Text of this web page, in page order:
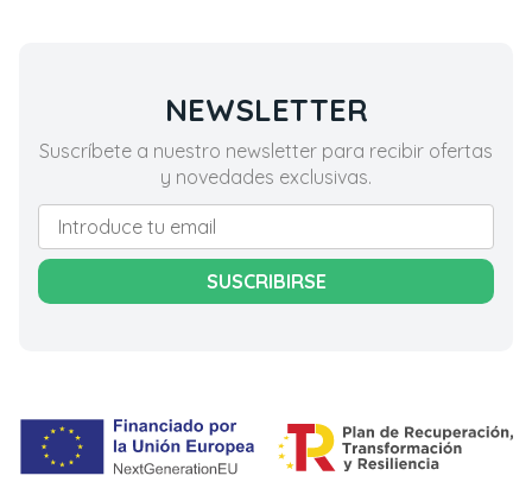
NEWSLETTER
Suscríbete a nuestro newsletter para recibir ofertas
y novedades exclusivas.
SUSCRIBIRSE